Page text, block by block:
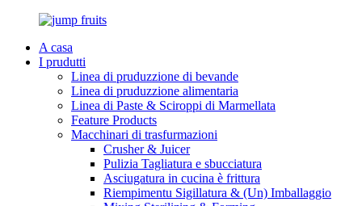
A casa
I prudutti
Linea di pruduzzione di bevande
Linea di pruduzzione alimentaria
Linea di Paste & Sciroppi di Marmellata
Feature Products
Macchinari di trasfurmazioni
Crusher & Juicer
Pulizia Tagliatura e sbucciatura
Asciugatura in cucina è frittura
Riempimentu Sigillatura & (Un) Imballaggio